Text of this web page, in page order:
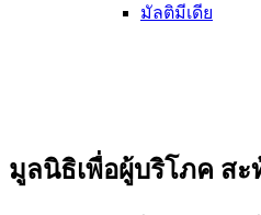
มัลติมีเดีย
มูลนิธิเพื่อผู้บริโภค สะ